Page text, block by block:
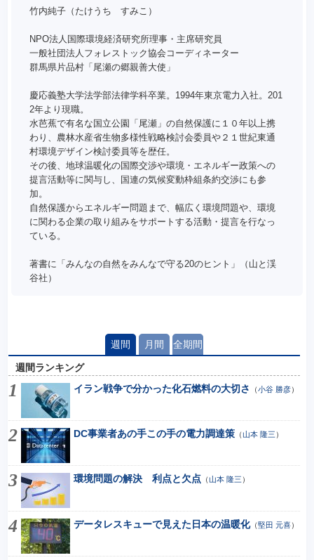
竹内純子（たけうち すみこ）
NPO法人国際環境経済研究所理事・主席研究員
一般社団法人フォレストック協会コーディネーター
群馬県片品村「尾瀬の郷親善大使」
慶応義塾大学法学部法律学科卒業。1994年東京電力入社。201
2年より現職。
水芭蕉で有名な国立公園「尾瀬」の自然保護に１０年以上携
わり、農林水産省生物多様性戦略検討会委員や２１世紀東通
村環境デザイン検討委員等を歴任。
その後、地球温暖化の国際交渉や環境・エネルギー政策への
提言活動等に関与し、国連の気候変動枠組条約交渉にも参
加。
自然保護からエネルギー問題まで、幅広く環境問題や、環境
に関わる企業の取り組みをサポートする活動・提言を行なっ
ている。
著書に「みんなの自然をみんなで守る20のヒント」（山と渓
谷社）
週間 月間 全期間
週間ランキング
イラン戦争で分かった化石燃料の大切さ
（小谷 勝彦）
DC事業者あの手この手の電力調達策（山本 隆三 ）
環境問題の解決 利点と欠点 （山本 隆三 ）
データレスキューで見えた日本の温暖化（堅田 元喜）